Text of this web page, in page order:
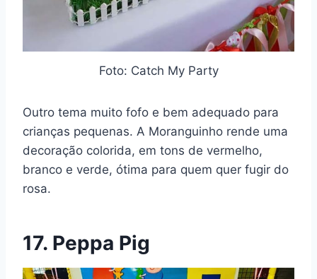
Foto: Catch My Party
Outro tema muito fofo e bem adequado para
crianças pequenas. A Moranguinho rende uma
decoração colorida, em tons de vermelho,
branco e verde, ótima para quem quer fugir do
rosa.
17. Peppa Pig